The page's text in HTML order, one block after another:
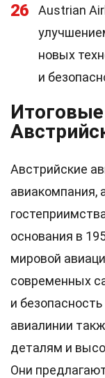
26
Austrian
новых
и
Австрийские
авиакомпания,
основания в
мировой
современных
и
авиалинии
деталям и
Они